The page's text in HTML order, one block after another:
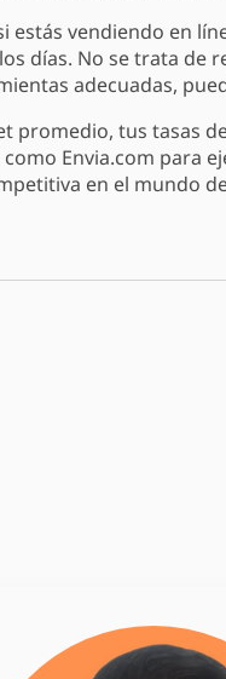
estás vendiendo en
días. No se trata de
adecuadas,
promedio, tus tasas
Envia.com para
en el mundo